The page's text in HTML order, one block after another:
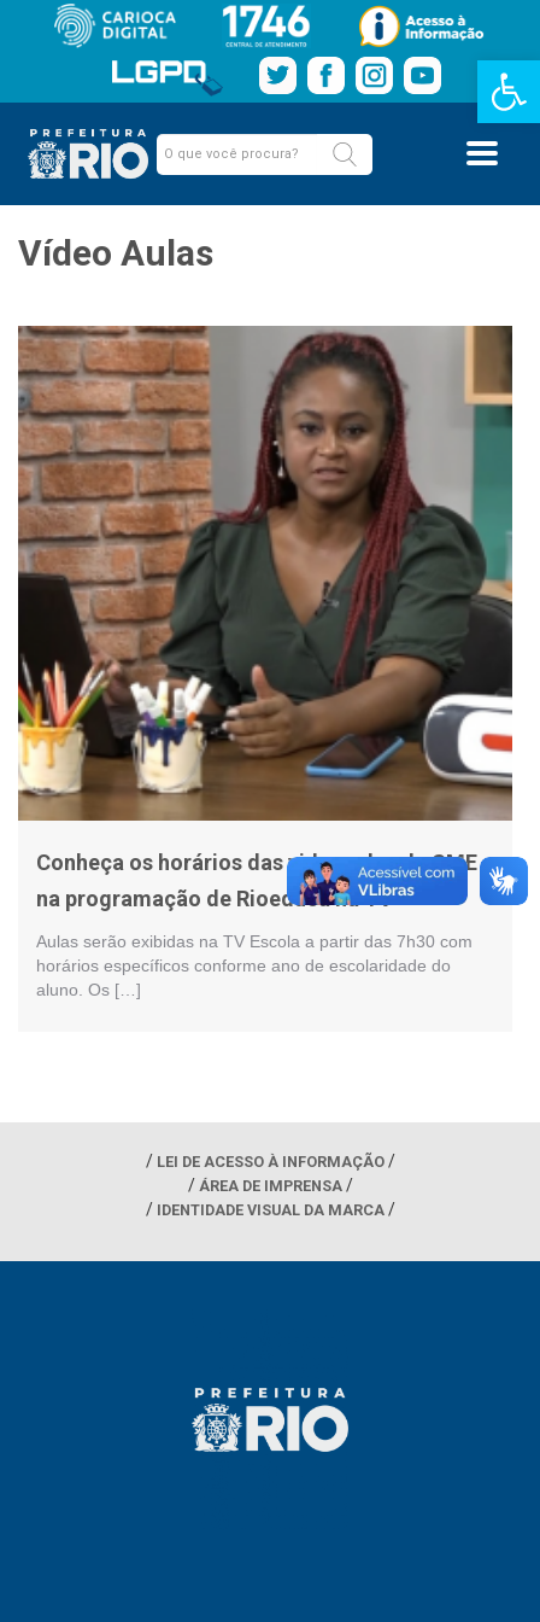
Barra de
Vídeo Aulas
Conheça os horários das videoaulas da SME
na programação de Rioeduca na TV
Aulas serão exibidas na TV Escola a partir das 7h30 com
horários específicos conforme ano de escolaridade do
aluno. Os […]
LEI DE ACESSO À INFORMAÇÃO
ÁREA DE IMPRENSA
IDENTIDADE VISUAL DA MARCA